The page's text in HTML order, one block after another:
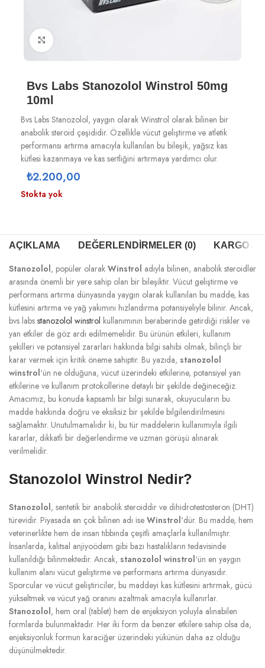
Bvs Labs Stanozolol Winstrol 50mg
10ml
Bvs Labs Stanozolol, yaygın olarak Winstrol olarak bilinen bir
anabolik steroid çeşididir. Özellikle vücut geliştirme ve atletik
performansı artırma amacıyla kullanılan bu bileşik, yağsız kas
kütlesi kazanmaya ve kas sertliğini artırmaya yardımcı olur.
₺2.200,00
Stokta yok
AÇIKLAMA DEĞERLENDIRMELER (0) KARGO &
Stanozolol, popüler olarak Winstrol adıyla bilinen, anabolik steroidler
arasında önemli bir yere sahip olan bir bileşiktir. Vücut geliştirme ve
performans artırma dünyasında yaygın olarak kullanılan bu madde, kas
kütlesini artırma ve yağ yakımını hızlandırma potansiyeliyle bilinir. Ancak,
bvs labs stanozolol winstrol kullanımının beraberinde getirdiği riskler ve
yan etkiler de göz ardı edilmemelidir. Bu ürünün etkileri, kullanım
şekilleri ve potansiyel zararları hakkında bilgi sahibi olmak, bilinçli bir
karar vermek için kritik öneme sahiptir. Bu yazıda, stanozolol
winstrol‘ün ne olduğuna, vücut üzerindeki etkilerine, potansiyel yan
etkilerine ve kullanım protokollerine detaylı bir şekilde değineceğiz.
Amacımız, bu konuda kapsamlı bir bilgi sunarak, okuyucuların bu
madde hakkında doğru ve eksiksiz bir şekilde bilgilendirilmesini
sağlamaktır. Unutulmamalıdır ki, bu tür maddelerin kullanımıyla ilgili
kararlar, dikkatli bir değerlendirme ve uzman görüşü alınarak
verilmelidir.
Stanozolol Winstrol Nedir?
Stanozolol, sentetik bir anabolik steroiddir ve dihidrotestosteron (DHT)
türevidir. Piyasada en çok bilinen adı ise Winstrol‘dür. Bu madde, hem
veterinerlikte hem de insan tıbbında çeşitli amaçlarla kullanılmıştır.
İnsanlarda, kalıtsal anjiyoödem gibi bazı hastalıkların tedavisinde
kullanıldığı bilinmektedir. Ancak, stanozolol winstrol‘ün en yaygın
kullanım alanı vücut geliştirme ve performans artırma dünyasıdır.
Sporcular ve vücut geliştiriciler, bu maddeyi kas kütlesini artırmak, gücü
yükseltmek ve vücut yağ oranını azaltmak amacıyla kullanırlar.
Stanozolol, hem oral (tablet) hem de enjeksiyon yoluyla alınabilen
formlarda bulunmaktadır. Her iki form da benzer etkilere sahip olsa da,
enjeksiyonluk formun karaciğer üzerindeki yükünün daha az olduğu
düşünülmektedir.